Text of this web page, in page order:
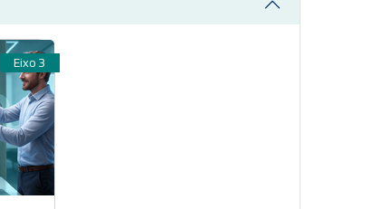
Eixo 3